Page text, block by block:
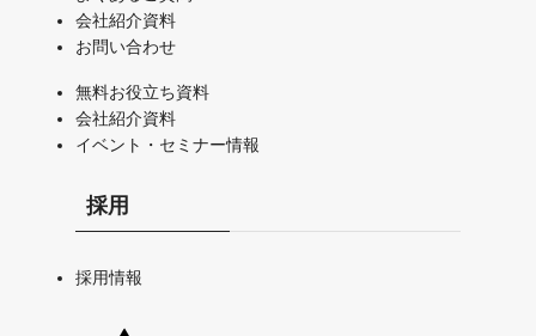
会社紹介資料
お問い合わせ
無料お役立ち資料
会社紹介資料
イベント・セミナー情報
採用
採用情報